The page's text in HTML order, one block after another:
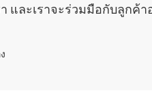
ละเราจะร่วมมือกับลูกค้